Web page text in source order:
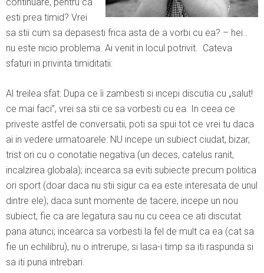
esti prea timid? Vrei
sa stii cum sa depasesti frica asta de a vorbi cu ea? – hei..
nu este nicio problema. Ai venit in locul potrivit. Cateva
sfaturi in privinta timiditatii:
Al treilea sfat: Dupa ce îi zambesti si incepi discutia cu „salut!
ce mai faci”, vrei sa stii ce sa vorbesti cu ea. In ceea ce
priveste astfel de conversatii, poti sa spui tot ce vrei tu daca
ai in vedere urmatoarele: NU incepe un subiect ciudat, bizar,
trist ori cu o conotatie negativa (un deces, catelus ranit,
incalzirea globala); incearca sa eviti subiecte precum politica
ori sport (doar daca nu stii sigur ca ea este interesata de unul
dintre ele); daca sunt momente de tacere, incepe un nou
subiect, fie ca are legatura sau nu cu ceea ce ati discutat
pana atunci; incearca sa vorbesti la fel de mult ca ea (cat sa
fie un echilibru), nu o intrerupe, si lasa-i timp sa iti raspunda si
sa iti puna intrebari.